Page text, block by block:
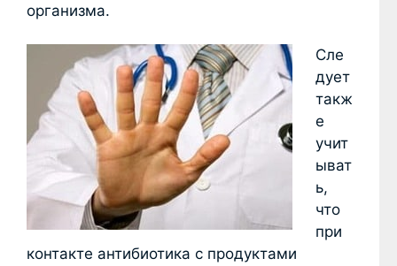
организма.
Сле
дует
такж
е
учит
ыват
ь,
что
при
контакте антибиотика с продуктами